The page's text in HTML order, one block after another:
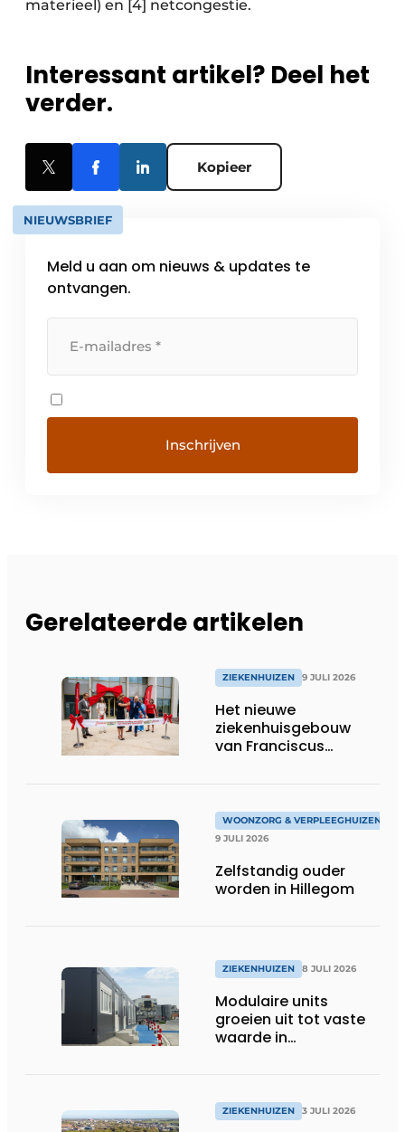
materieel) en [4] netcongestie.
Interessant artikel? Deel het
verder.
Kopieer
NIEUWSBRIEF
Meld u aan om nieuws & updates te
ontvangen.
Gerelateerde artikelen
ZIEKENHUIZEN 9 JULI 2026
Het nieuwe
ziekenhuisgebouw
van Franciscus
WOONZORG & VERPLEEGHUIZEN
9 JULI 2026
Zelfstandig ouder
worden in Hillegom
ZIEKENHUIZEN 8 JULI 2026
Modulaire units
groeien uit tot vaste
waarde in
ZIEKENHUIZEN 3 JULI 2026